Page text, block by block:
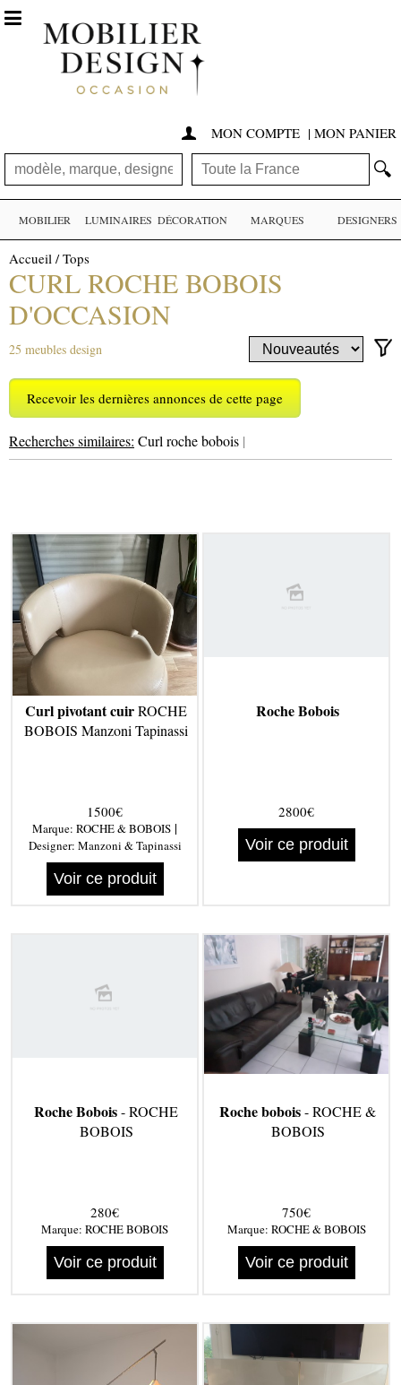
 MON COMPTE | MON PANIER
🔍

MOBILIER LUMINAIRES DÉCORATION MARQUES DESIGNERS
Accueil /Tops
CURL ROCHE BOBOIS
D'OCCASION
25 meubles design
Recevoir les dernières annonces de cette page
Recherches similaires: Curl roche bobois |
Curl pivotant cuirROCHE
BOBOIS Manzoni Tapinassi
1500€
Marque: ROCHE & BOBOIS |
Designer: Manzoni & Tapinassi
Voir ce produit
Roche Bobois
2800€
Voir ce produit
Roche Bobois- ROCHE
BOBOIS
280€
Marque: ROCHE BOBOIS
Voir ce produit
Roche bobois- ROCHE &
BOBOIS
750€
Marque: ROCHE & BOBOIS
Voir ce produit